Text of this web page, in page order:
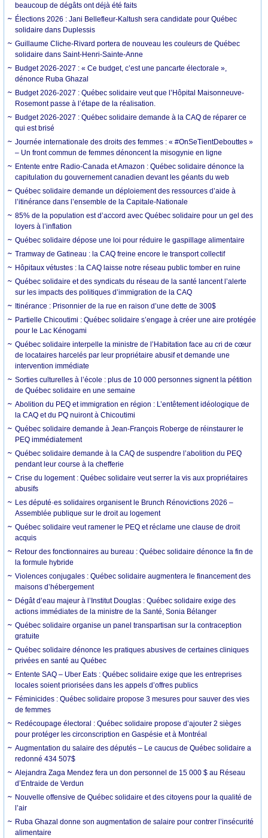
beaucoup de dégâts ont déjà été faits
Élections 2026 : Jani Bellefleur-Kaltush sera candidate pour Québec
solidaire dans Duplessis
Guillaume Cliche-Rivard portera de nouveau les couleurs de Québec
solidaire dans Saint-Henri-Sainte-Anne
Budget 2026-2027 : « Ce budget, c’est une pancarte électorale »,
dénonce Ruba Ghazal
Budget 2026-2027 : Québec solidaire veut que l’Hôpital Maisonneuve-
Rosemont passe à l’étape de la réalisation.
Budget 2026-2027 : Québec solidaire demande à la CAQ de réparer ce
qui est brisé
Journée internationale des droits des femmes : « #OnSeTientDebouttes »
– Un front commun de femmes dénoncent la misogynie en ligne
Entente entre Radio-Canada et Amazon : Québec solidaire dénonce la
capitulation du gouvernement canadien devant les géants du web
Québec solidaire demande un déploiement des ressources d’aide à
l’itinérance dans l’ensemble de la Capitale-Nationale
85% de la population est d’accord avec Québec solidaire pour un gel des
loyers à l’inflation
Québec solidaire dépose une loi pour réduire le gaspillage alimentaire
Tramway de Gatineau : la CAQ freine encore le transport collectif
Hôpitaux vétustes : la CAQ laisse notre réseau public tomber en ruine
Québec solidaire et des syndicats du réseau de la santé lancent l’alerte
sur les impacts des politiques d’immigration de la CAQ
Itinérance : Prisonnier de la rue en raison d’une dette de 300$
Partielle Chicoutimi : Québec solidaire s’engage à créer une aire protégée
pour le Lac Kénogami
Québec solidaire interpelle la ministre de l’Habitation face au cri de cœur
de locataires harcelés par leur propriétaire abusif et demande une
intervention immédiate
Sorties culturelles à l’école : plus de 10 000 personnes signent la pétition
de Québec solidaire en une semaine
Abolition du PEQ et immigration en région : L’entêtement idéologique de
la CAQ et du PQ nuiront à Chicoutimi
Québec solidaire demande à Jean-François Roberge de réinstaurer le
PEQ immédiatement
Québec solidaire demande à la CAQ de suspendre l’abolition du PEQ
pendant leur course à la chefferie
Crise du logement : Québec solidaire veut serrer la vis aux propriétaires
abusifs
Les député·es solidaires organisent le Brunch Rénovictions 2026 –
Assemblée publique sur le droit au logement
Québec solidaire veut ramener le PEQ et réclame une clause de droit
acquis
Retour des fonctionnaires au bureau : Québec solidaire dénonce la fin de
la formule hybride
Violences conjugales : Québec solidaire augmentera le financement des
maisons d’hébergement
Dégât d’eau majeur à l’Institut Douglas : Québec solidaire exige des
actions immédiates de la ministre de la Santé, Sonia Bélanger
Québec solidaire organise un panel transpartisan sur la contraception
gratuite
Québec solidaire dénonce les pratiques abusives de certaines cliniques
privées en santé au Québec
Entente SAQ – Uber Eats : Québec solidaire exige que les entreprises
locales soient priorisées dans les appels d’offres publics
Féminicides : Québec solidaire propose 3 mesures pour sauver des vies
de femmes
Redécoupage électoral : Québec solidaire propose d’ajouter 2 sièges
pour protéger les circonscription en Gaspésie et à Montréal
Augmentation du salaire des députés – Le caucus de Québec solidaire a
redonné 434 507$
Alejandra Zaga Mendez fera un don personnel de 15 000 $ au Réseau
d’Entraide de Verdun
Nouvelle offensive de Québec solidaire et des citoyens pour la qualité de
l’air
Ruba Ghazal donne son augmentation de salaire pour contrer l’insécurité
alimentaire